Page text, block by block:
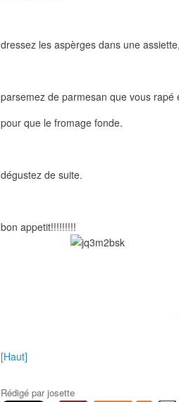
dressez les aspèrges dans une
parsemez de parmesan que vous
pour que le fromage fonde.
dégustez de suite.
bon appetit!!!!!!!!!
[Haut]
Rédigé parjosette